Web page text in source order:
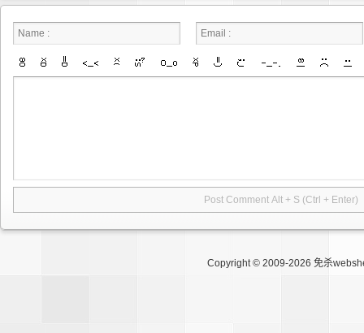
Copyright © 2009-2026 免杀